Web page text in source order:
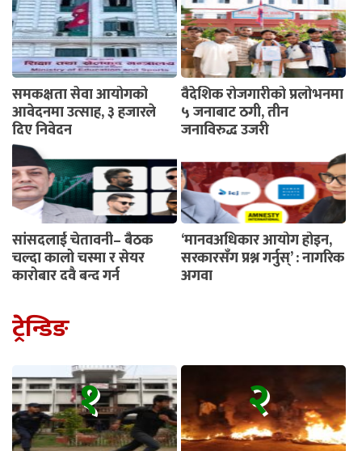
समकक्षता सेवा आयोगको
आवेदनमा उत्साह, ३ हजारले
दिए निवेदन
वैदेशिक रोजगारीको प्रलोभनमा
५ जनाबाट ठगी, तीन
जनाविरुद्ध उजुरी
सांसदलाई चेतावनी– बैठक
चल्दा कालो चस्मा र सेयर
कारोबार दुवै बन्द गर्नू
‘मानवअधिकार आयोग होइन,
सरकारसँग प्रश्न गर्नुस्’ : नागरिक
अगुवा
ट्रेन्डिङ
१ २